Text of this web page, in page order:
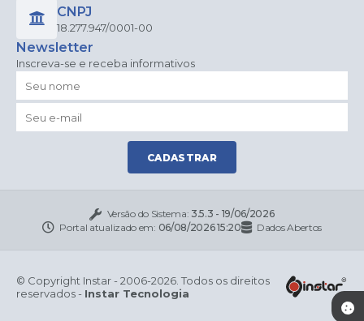
CNPJ
18.277.947/0001-00
Newsletter
Inscreva-se e receba informativos
CADASTRAR
Versão do Sistema: 3.5.3 - 19/06/2026
Portal atualizado em: 06/08/2026 15:20 Dados Abertos
© Copyright Instar - 2006-2026. Todos os direitos
reservados - Instar Tecnologia